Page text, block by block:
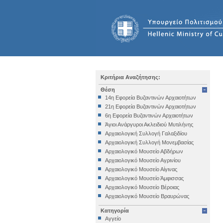
Κριτήρια Αναζήτησης:
Θέση
14η Εφορεία Βυζαντινών Αρχαιοτήτων
21η Εφορεία Βυζαντινών Αρχαιοτήτων
6η Εφορεία Βυζαντινών Αρχαιοτήτων
Άγιοι Ανάργυροι Ακλειδιού Μυτιλήνης
Αρχαιολογική Συλλογή Γαλαξιδίου
Αρχαιολογική Συλλογή Μονεμβασίας
Αρχαιολογικό Μουσείο Αβδήρων
Αρχαιολογικό Μουσείο Αγρινίου
Αρχαιολογικό Μουσείο Αίγινας
Αρχαιολογικό Μουσείο Άμφισσας
Αρχαιολογικό Μουσείο Βέροιας
Αρχαιολογικό Μουσείο Βραυρώνας
Αρχαιολογικό Μουσείο Δελφών
Αρχαιολογικό Μουσείο Ηγουμενίτσας
Κατηγορία
Αγγείο